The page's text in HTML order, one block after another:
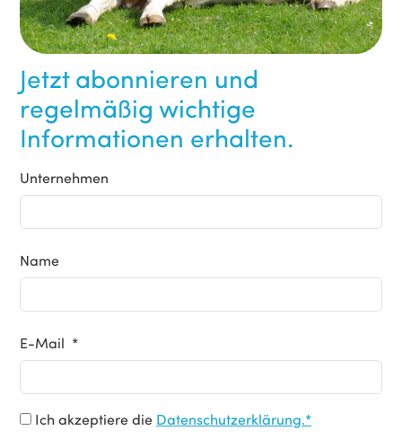
Jetzt abonnieren und
regelmäßig wichtige
Informationen erhalten.
Unternehmen
Name
E-Mail *
Ich akzeptiere die Datenschutzerklärung.*